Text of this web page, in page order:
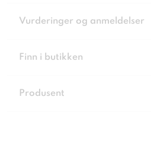
Vurderinger og anmeldelser
Finn i butikken
Produsent